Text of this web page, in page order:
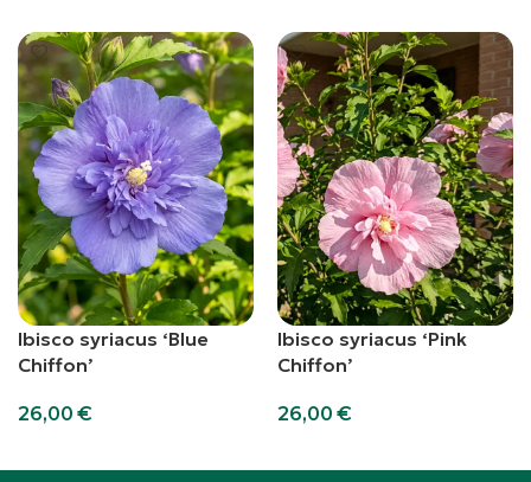
Ibisco syriacus ‘Blue
Chiffon’
26,00 €
Ibisco syriacus ‘Pink
Chiffon’
26,00 €